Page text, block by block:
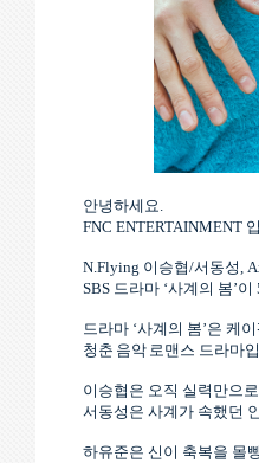
안녕하세요.
FNC ENTERTAINMENT
N.Flying 이승협/서동성,
SBS 드라마 ‘사계의 봄’이
드라마 ‘사계의 봄’은 케
청춘 음악 로맨스 드라마
이승협은 오직 실력만으로
서동성은 사계가 속했던
하유준은 신이 축복을 몰